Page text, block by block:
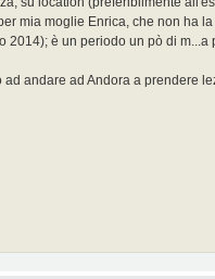
mia moglie Enrica, che non ha
2014); è un periodo un pò di
andare ad Andora a prendere